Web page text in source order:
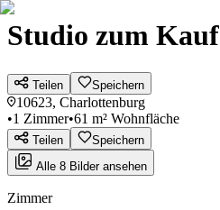
Studio zum Kauf
Teilen Speichern
10623, Charlottenburg
•1 Zimmer•61 m² Wohnfläche
Teilen
Speichern
Alle 8 Bilder ansehen
Zimmer